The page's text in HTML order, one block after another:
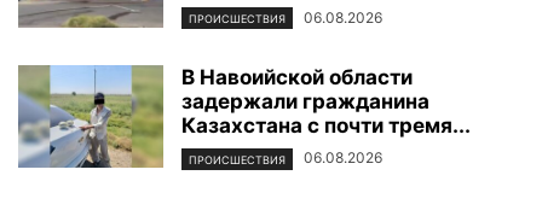
ПРОИСШЕСТВИЯ 06.08.2026
В Навоийской области
задержали гражданина
Казахстана с почти тремя...
ПРОИСШЕСТВИЯ 06.08.2026